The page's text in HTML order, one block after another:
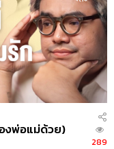
องพ่อแม่ด้วย)
289